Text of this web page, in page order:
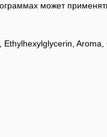
может
Aroma,